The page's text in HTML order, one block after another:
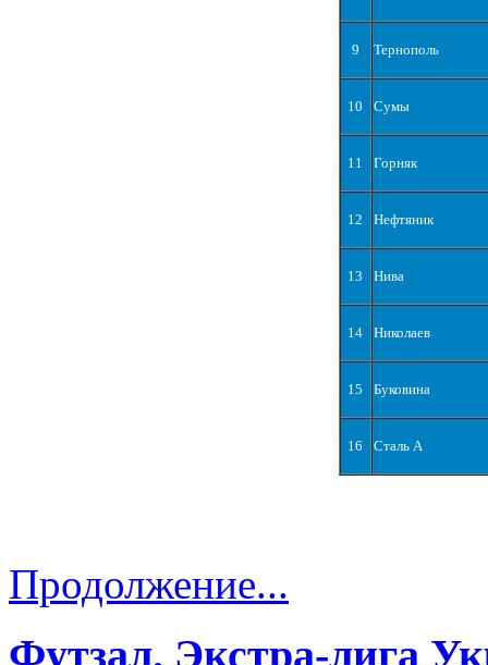
9 Тернополь
10 Сумы
11 Горняк
12 Нефтяник
13 Нива
14 Николаев
15 Буковина
16 Сталь А
Продолжение...
Футзал. Экстра-лига